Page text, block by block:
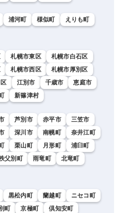
浦河町 様似町
えりも町
札幌市東区
札幌市白石区
札幌市西区
札幌市厚別区
江別市 千歳市
恵庭市
新篠津村
芦別市 赤平市
三笠市
深川市 南幌町
奈井江町
栗山町 月形町
浦臼町
父別町 雨竜町
北竜町
黒松内町 蘭越町
ニセコ町
町 京極町
倶知安町